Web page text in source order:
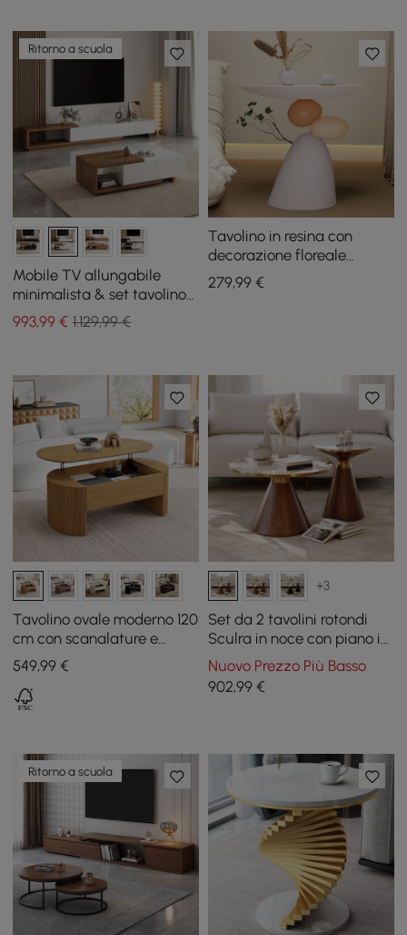
Ritorno a scuola
Mobile TV allungabile
minimalista & set tavolino
da caffè Quoint
993,99 € 1.129,99 €
Tavolino in resina con
decorazione floreale
astratta
279,99€
Tavolino ovale moderno 120
cm con scanalature e
piano sollevabile, naturale
549,99 €
+3
Set da 2 tavolini rotondi
Sculra in noce con piano in
pietra sinterizzata (20 - 70
cm)
Nuovo Prezzo Più Basso
902,99€
Ritorno a scuola